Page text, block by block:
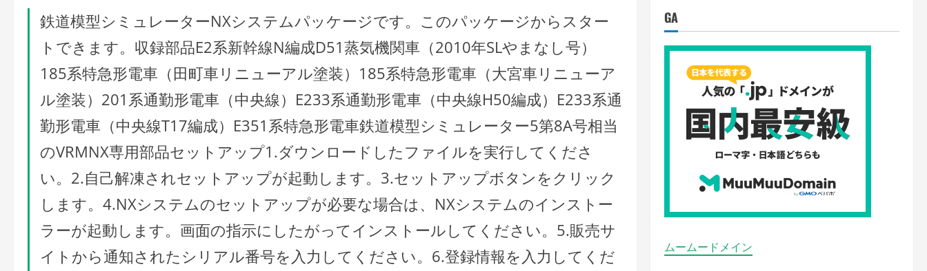
鉄道模型シミュレーターNXシステムパッケージです。このパッケージからスター
トできます。収録部品E2系新幹線N編成D51蒸気機関車（2010年SLやまなし号）
185系特急形電車（田町車リニューアル塗装）185系特急形電車（大宮車リニューア
ル塗装）201系通勤形電車（中央線）E233系通勤形電車（中央線H50編成）E233系通
勤形電車（中央線T17編成）E351系特急形電車鉄道模型シミュレーター5第8A号相当
のVRMNX専用部品セットアップ1.ダウンロードしたファイルを実行してくださ
い。2.自己解凍されセットアップが起動します。3.セットアップボタンをクリック
します。4.NXシステムのセットアップが必要な場合は、NXシステムのインストー
ラーが起動します。画面の指示にしたがってインストールしてください。5.販売サ
イトから通知されたシリアル番号を入力してください。6.登録情報を入力してくだ
GA
ムームードメイン